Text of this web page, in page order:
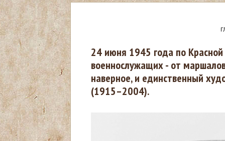
В
ы
з
24 июня 1945 года по
военнослужащих - от
наверное, и единственный
(1915–2004).